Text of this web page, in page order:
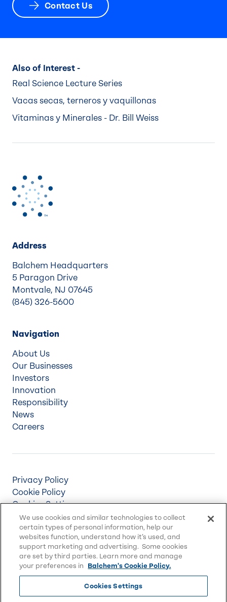
Contact Us
Also of Interest -
Real Science Lecture Series
Vacas secas, terneros y vaquillonas
Vitaminas y Minerales - Dr. Bill Weiss
Address
Balchem Headquarters
5 Paragon Drive
Montvale, NJ 07645
(845) 326-5600
Navigation
About Us
Our Businesses
Investors
Innovation
Responsibility
News
Careers
Privacy Policy
Cookie Policy
Cookies Settings
Terms & Conditions
Supply Chain Disclosures
Accessibility
Sitemap
© 2026 Balchem Corp., All rights reserved.
We use cookies and similar technologies to collect
certain types of personal information, help our
websites function, understand how it’s used, and
support marketing and advertising. Some cookies
are set by third parties. Learn more and manage
your preferences in
Balchem's Cookie Policy.
Cookies Settings